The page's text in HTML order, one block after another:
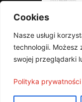
Cookies
Nasze usługi
technologii. Możesz
swojej przeglądarki
Polityka prywatności
Projekt finansowany przez
Polskiej w konkursie